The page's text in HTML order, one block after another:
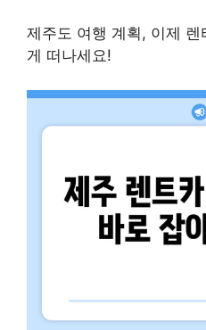
제주도 여행 계획, 이제
게 떠나세요!